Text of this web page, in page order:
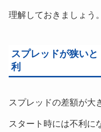
理解しておきましょう。
スプレッドが狭い
利
スプレッドの差額が大
スタート時には不利に